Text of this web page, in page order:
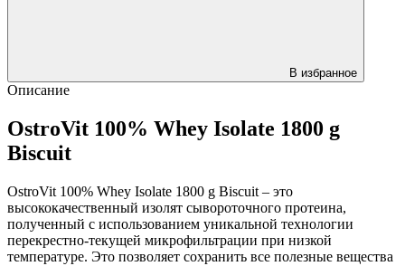
В избранное
Описание
OstroVit 100% Whey Isolate 1800 g
Biscuit
OstroVit 100% Whey Isolate 1800 g Biscuit – это
высококачественный изолят сывороточного протеина,
полученный с использованием уникальной технологии
перекрестно-текущей микрофильтрации при низкой
температуре. Это позволяет сохранить все полезные вещества